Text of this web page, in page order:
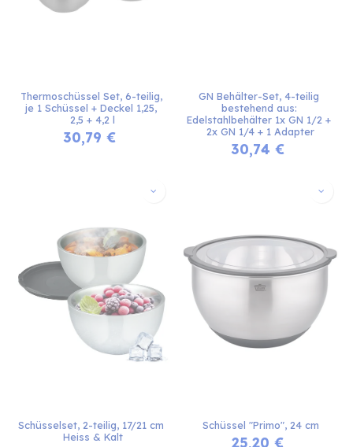
Thermoschüssel Set, 6-teilig,
je 1 Schüssel + Deckel 1,25,
2,5 + 4,2 l
30,79 €
GN Behälter-Set, 4-teilig
bestehend aus:
Edelstahlbehälter 1x GN 1/2 +
2x GN 1/4 + 1 Adapter
30,74 €
Schüsselset, 2-teilig, 17/21 cm
Heiss & Kalt
Schüssel "Primo", 24 cm
25,20 €